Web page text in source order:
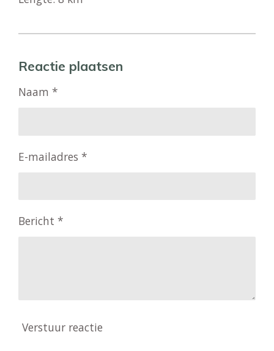
Reactie plaatsen
Naam *
E-mailadres *
Bericht *
Verstuur reactie